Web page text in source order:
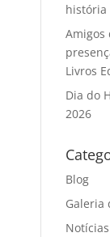
história
Amigos
Livros
Dia do
2026
Blog
Galeria
Notícias